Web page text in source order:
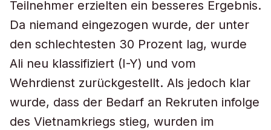
Teilnehmer erzielten ein besseres Ergebnis.
Da niemand eingezogen wurde, der unter
den schlechtesten 30 Prozent lag, wurde
Ali neu klassifiziert (I-Y) und vom
Wehrdienst zurückgestellt. Als jedoch klar
wurde, dass der Bedarf an Rekruten infolge
des Vietnamkriegs stieg, wurden im